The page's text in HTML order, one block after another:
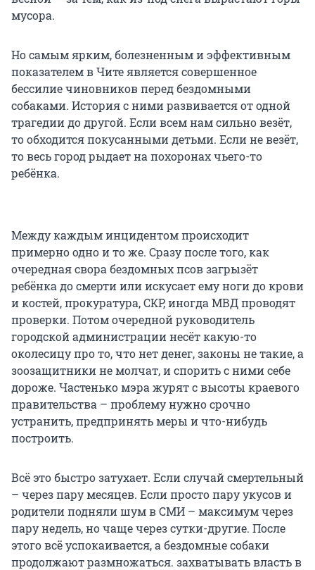
мусора.
Но самым ярким, болезненным и эффективным
показателем в Чите является совершенное
бессилие чиновников перед бездомными
собаками. История с ними развивается от одной
трагедии до другой. Если всем нам сильно везёт,
то обходится покусанными детьми. Если не везёт,
то весь город рыдает на похоронах чьего-то
ребёнка.
Между каждым инцидентом происходит
примерно одно и то же. Сразу после того, как
очередная свора бездомных псов загрызёт
ребёнка до смерти или искусает ему ноги до крови
и костей, прокуратура, СКР, иногда МВД проводят
проверки. Потом очередной руководитель
городской администрации несёт какую-то
околесицу про то, что нет денег, законы не такие, а
зоозащитники не молчат, и спорить с ними себе
дороже. Частенько мэра журят с высоты краевого
правительства – проблему нужно срочно
устранить, предпринять меры и что-нибудь
построить.
Всё это быстро затухает. Если случай смертельный
– через пару месяцев. Если просто пару укусов и
родители подняли шум в СМИ – максимум через
пару недель, но чаще через сутки-другие. После
этого всё успокаивается, а бездомные собаки
продолжают размножаться. захватывать власть в